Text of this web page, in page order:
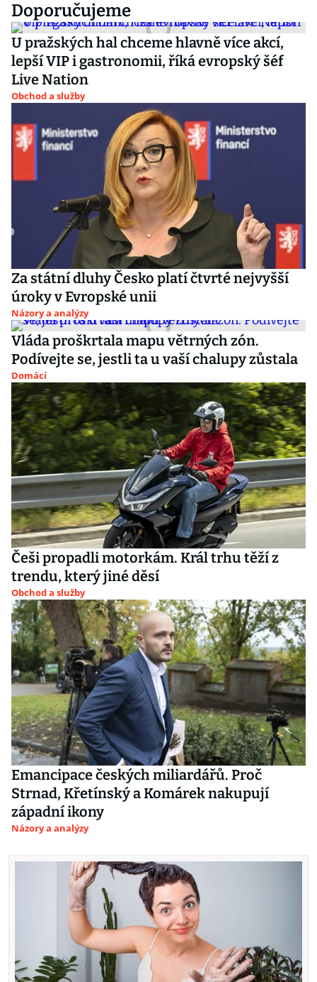
Doporučujeme
U pražských hal chceme hlavně více akcí,
lepší VIP i gastronomii, říká evropský šéf
Live Nation
Obchod a služby
Za státní dluhy Česko platí čtvrté nejvyšší
úroky v Evropské unii
Názory a analýzy
Vláda proškrtala mapu větrných zón.
Podívejte se, jestli ta u vaší chalupy zůstala
Domácí
Češi propadli motorkám. Král trhu těží z
trendu, který jiné děsí
Obchod a služby
Emancipace českých miliardářů. Proč
Strnad, Křetínský a Komárek nakupují
západní ikony
Názory a analýzy